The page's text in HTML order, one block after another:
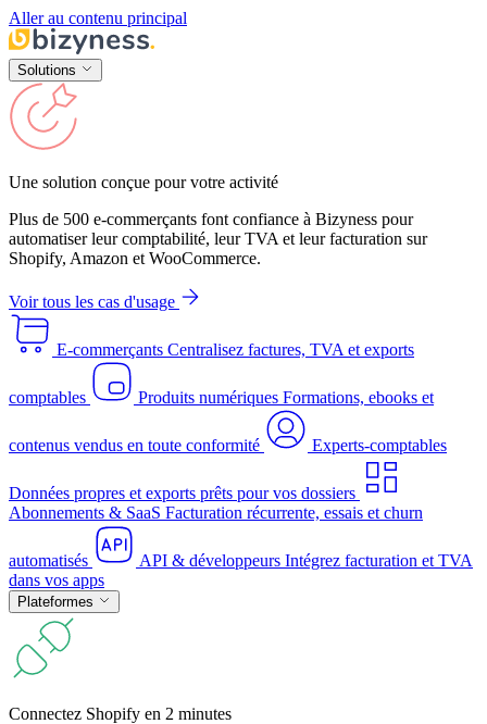
Aller au contenu principal
Solutions
Une solution conçue pour votre activité
Plus de 500 e-commerçants font confiance à Bizyness pour
automatiser leur comptabilité, leur TVA et leur facturation sur
Shopify, Amazon et WooCommerce.
Voir tous les cas d'usage
E-commerçants Centralisez factures, TVA et exports
comptables Produits numériques Formations, ebooks et
contenus vendus en toute conformité Experts-comptables
Données propres et exports prêts pour vos dossiers
Abonnements & SaaS Facturation récurrente, essais et churn
automatisés API & développeurs Intégrez facturation et TVA
dans vos apps
Plateformes
Connectez Shopify en 2 minutes